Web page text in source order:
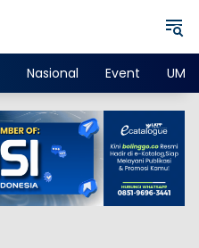
Nasional Event